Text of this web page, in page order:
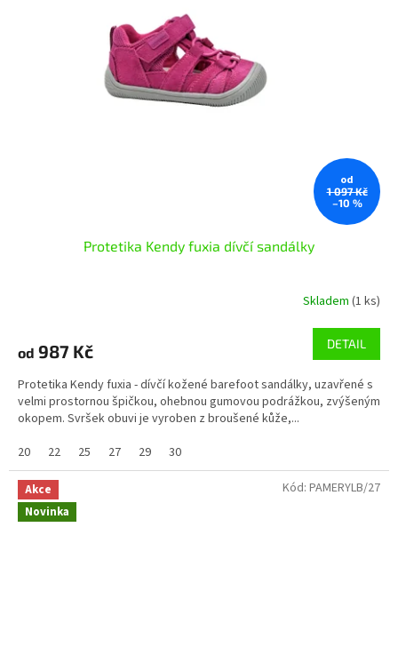
od
1 097 Kč
–10 %
Protetika Kendy fuxia dívčí sandálky
Skladem (1 ks)
od 987 Kč DETAIL
Protetika Kendy fuxia - dívčí kožené barefoot sandálky, uzavřené s
velmi prostornou špičkou, ohebnou gumovou podrážkou, zvýšeným
okopem. Svršek obuvi je vyroben z broušené kůže,...
20
22 25 27 29 30
Akce
Novinka
Kód: PAMERYLB/27